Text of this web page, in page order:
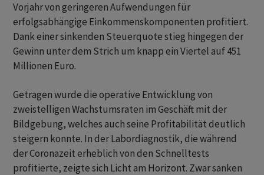
Vorjahr von geringeren Aufwendungen für
erfolgsabhängige Einkommenskomponenten profitiert.
Dank einer sinkenden Steuerquote stieg hingegen der
Gewinn unter dem Strich um knapp ein Viertel auf 451
Millionen Euro.
Getragen wurde die operative Entwicklung von
zweistelligen Wachstumsraten im Geschäft mit der
Bildgebung, welches auch seine Profitabilität deutlich
steigern konnte. In der Labordiagnostik, die während
der Coronazeit erheblich von den Schnelltests
profitierte, zeigte sich Licht am Horizont. Zwar sanken